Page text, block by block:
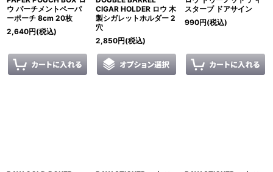
ウ パーチメントペーパ
ーポーチ 8cm 20枚
2,640円(税込)
CIGAR HOLDER ロウ 木
製シガレットホルダー 2
穴
2,850円(税込)
スターブ ドアサイン
990円(税込)